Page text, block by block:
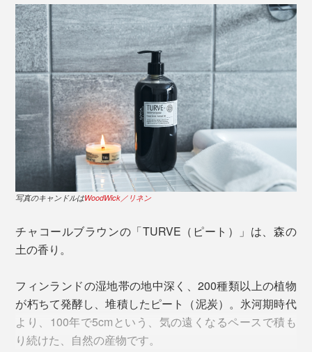
国連が発表する「幸福度ランキング」で、2018年から4
年連続で１位のフィンランド。その“幸せの国“の国樹が
「白樺」。
ンドは白樺の若葉の香りで満たされるのです。
写真のキャンドルはWoodWick／リネン
チャコールブラウンの「TURVE（ピート）」は、森の
土の香り。
フィンランドの湿地帯の地中深く、200種類以上の植物
が朽ちて発酵し、堆積したピート（泥炭）。氷河期時代
より、100年で5cmという、気の遠くなるペースで積も
り続けた、自然の産物です。